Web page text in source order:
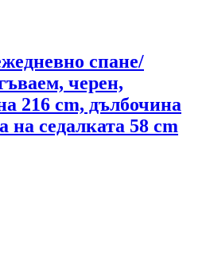
спане/
черен,
216 cm, дълбочина
на седалката 58 cm